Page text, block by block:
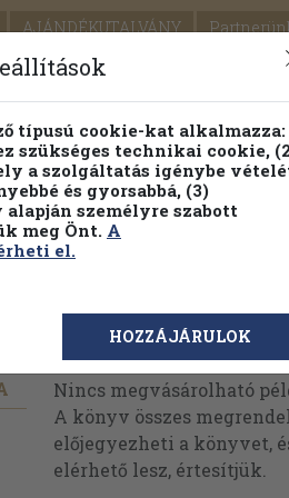
AJÁNDÉKUTALVÁNY
SEGÍTSÉG
FENNTARTHATÓ
kereső Témaköri fa
Megvásárolható
Nincs megvásárolható
A könyv összes
előjegyezheti a könyvet,
elérhető lesz, értesítjük.
típusú cookie-kat alkalmazza:
szükséges technikai cookie,
a szolgáltatás igénybe
és gyorsabbá, (3)
személyre szabott
meg Önt. A
el.
HOZZÁJÁRULOK